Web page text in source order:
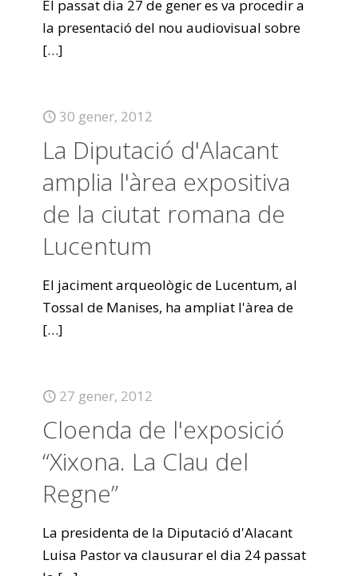
El passat dia 27 de gener es va procedir a
la presentació del nou audiovisual sobre
[…]
30 gener, 2012
La Diputació d'Alacant
amplia l'àrea expositiva
de la ciutat romana de
Lucentum
El jaciment arqueològic de Lucentum, al
Tossal de Manises, ha ampliat l'àrea de
[…]
27 gener, 2012
Cloenda de l'exposició
“Xixona. La Clau del
Regne”
La presidenta de la Diputació d'Alacant
Luisa Pastor va clausurar el dia 24 passat